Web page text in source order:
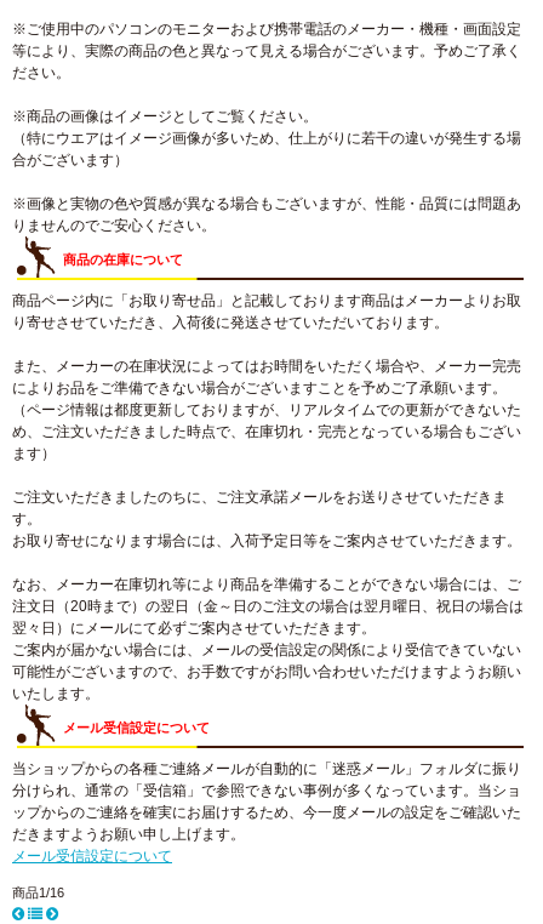
※ご使用中のパソコンのモニターおよび携帯電話のメーカー・機種・画面設定
等により、実際の商品の色と異なって見える場合がございます。予めご了承く
ださい。
※商品の画像はイメージとしてご覧ください。
（特にウエアはイメージ画像が多いため、仕上がりに若干の違いが発生する場
合がございます）
※画像と実物の色や質感が異なる場合もございますが、性能・品質には問題あ
りませんのでご安心ください。
商品の在庫について
商品ページ内に「お取り寄せ品」と記載しております商品はメーカーよりお取
り寄せさせていただき、入荷後に発送させていただいております。
また、メーカーの在庫状況によってはお時間をいただく場合や、メーカー完売
によりお品をご準備できない場合がございますことを予めご了承願います。
（ページ情報は都度更新しておりますが、リアルタイムでの更新ができないた
め、ご注文いただきました時点で、在庫切れ・完売となっている場合もござい
ます）
ご注文いただきましたのちに、ご注文承諾メールをお送りさせていただきま
す。
お取り寄せになります場合には、入荷予定日等をご案内させていただきます。
なお、メーカー在庫切れ等により商品を準備することができない場合には、ご
注文日（20時まで）の翌日（金～日のご注文の場合は翌月曜日、祝日の場合は
翌々日）にメールにて必ずご案内させていただきます。
ご案内が届かない場合には、メールの受信設定の関係により受信できていない
可能性がございますので、お手数ですがお問い合わせいただけますようお願い
いたします。
メール受信設定について
当ショップからの各種ご連絡メールが自動的に「迷惑メール」フォルダに振り
分けられ、通常の「受信箱」で参照できない事例が多くなっています。当ショ
ップからのご連絡を確実にお届けするため、今一度メールの設定をご確認いた
だきますようお願い申し上げます。
メール受信設定について
商品1/16